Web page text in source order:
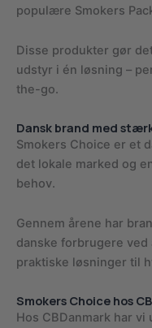
populære Smokers
Disse produkter gør
udstyr i én løsning –
the-go.
Dansk brand med
Smokers Choice er et
det lokale marked og
behov.
Gennem årene har
danske forbrugere
praktiske løsninger til
Smokers Choice hos
Hos CBDanmark har